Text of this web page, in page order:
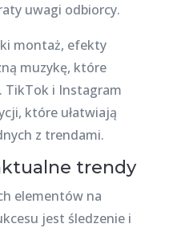
uwagi odbiorcy.
montaż, efekty
muzykę, które
TikTok i Instagram
które ułatwiają
z trendami.
trendy
elementów na
jest śledzenie i